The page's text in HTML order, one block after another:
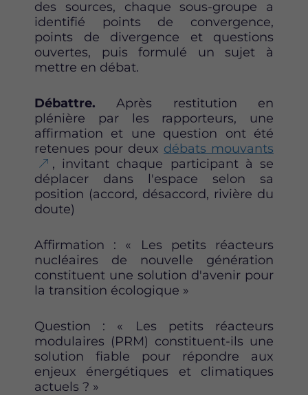
des sources, chaque sous-groupe a
identifié points de convergence,
points de divergence et questions
ouvertes, puis formulé un sujet à
mettre en débat.
Débattre.Après restitution en
plénière par les rapporteurs, une
affirmation et une question ont été
retenues pour deux débats mouvants
, invitant chaque participant à se
déplacer dans l'espace selon sa
position (accord, désaccord, rivière du
doute)
Affirmation : « Les petits réacteurs
nucléaires de nouvelle génération
constituent une solution d'avenir pour
la transition écologique »
Question : « Les petits réacteurs
modulaires (PRM) constituent-ils une
solution fiable pour répondre aux
enjeux énergétiques et climatiques
actuels ? »